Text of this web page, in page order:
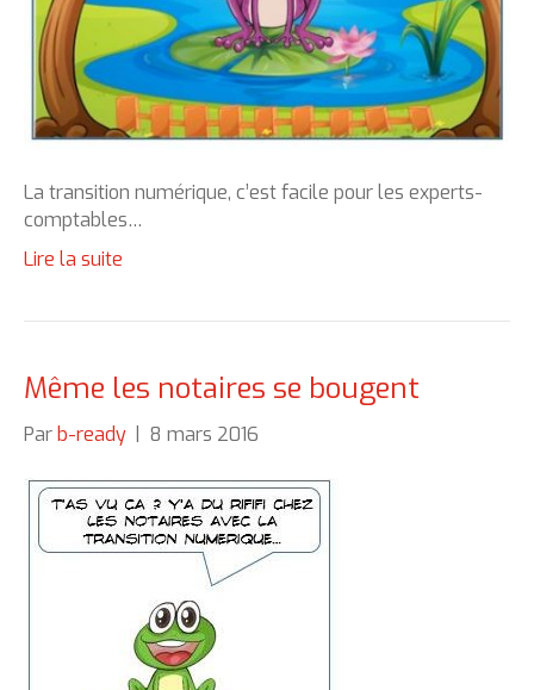
La transition numérique, c’est facile pour les experts-
comptables…
Lire la suite
Même les notaires se bougent
Parb-ready 8 mars 2016